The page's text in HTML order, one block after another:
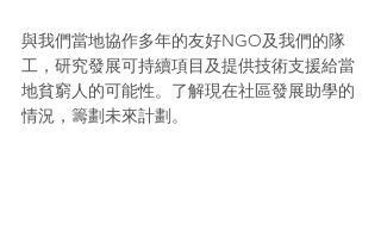
與我們當地協作多年的友好NGO及我們的隊
工，研究發展可持續項目及提供技術支援給當
地貧窮人的可能性。了解現在社區發展助學的
情況，籌劃未來計劃。